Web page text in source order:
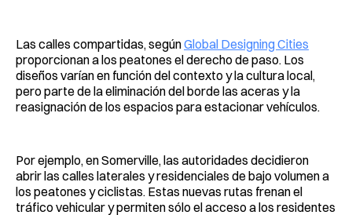
Las calles compartidas, segúnGlobal Designing Cities
proporcionan a los peatones el derecho de paso. Los
diseños varían en función del contexto y la cultura local,
pero parte de la eliminación del borde las aceras y la
reasignación de los espacios para estacionar vehículos.
Por ejemplo, en Somerville, las autoridades decidieron
abrir las calles laterales y residenciales de bajo volumen a
los peatones y ciclistas. Estas nuevas rutas frenan el
tráfico vehicular y permiten sólo el acceso a los residentes